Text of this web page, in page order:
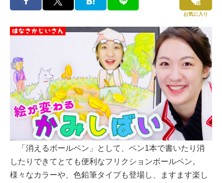
お気に入り
「消えるボールペン」として、ペン1本で書いたり消
したりできてとても便利なフリクションボールペン。
様々なカラーや、色鉛筆タイプも登場し、ますます楽し